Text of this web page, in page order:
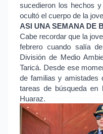
sucedieron los hechos
ocultó el cuerpo de la
ASI UNA SEMANA DE
Cabe recordar que la
febrero cuando salía
División de Medio
Taricá. Desde ese
de familias y amistades
tareas de búsqueda en
Huaraz.